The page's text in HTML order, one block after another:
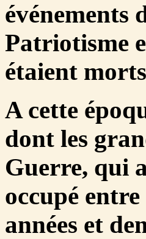
événements
Patriotisme
étaient
A cette
dont les
Guerre, qui
occupé
années et